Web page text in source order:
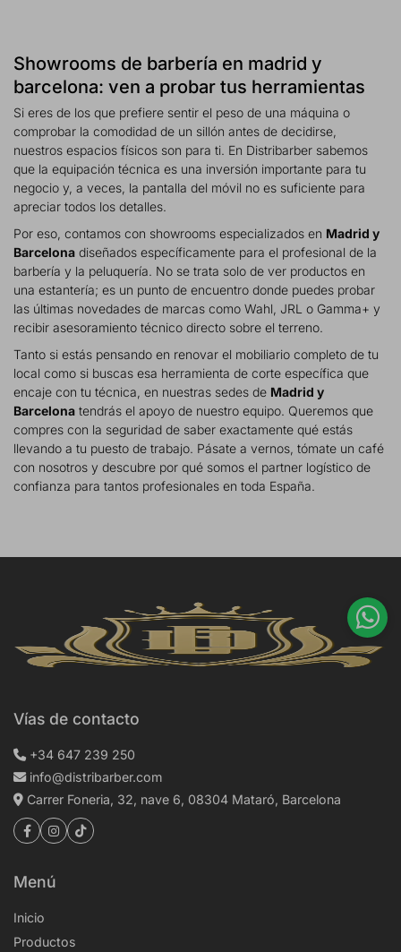
Showrooms de barbería en madrid y
barcelona: ven a probar tus herramientas
Si eres de los que prefiere sentir el peso de una máquina o
comprobar la comodidad de un sillón antes de decidirse,
nuestros espacios físicos son para ti. En Distribarber sabemos
que la equipación técnica es una inversión importante para tu
negocio y, a veces, la pantalla del móvil no es suficiente para
apreciar todos los detalles.
Por eso, contamos con showrooms especializados en Madrid y
Barcelona diseñados específicamente para el profesional de la
barbería y la peluquería. No se trata solo de ver productos en
una estantería; es un punto de encuentro donde puedes probar
las últimas novedades de marcas como Wahl, JRL o Gamma+ y
recibir asesoramiento técnico directo sobre el terreno.
Tanto si estás pensando en renovar el mobiliario completo de tu
local como si buscas esa herramienta de corte específica que
encaje con tu técnica, en nuestras sedes de Madrid y
Barcelona tendrás el apoyo de nuestro equipo. Queremos que
compres con la seguridad de saber exactamente qué estás
llevando a tu puesto de trabajo. Pásate a vernos, tómate un café
con nosotros y descubre por qué somos el partner logístico de
confianza para tantos profesionales en toda España.
Vías de contacto
+34 647 239 250
info@distribarber.com
Carrer Foneria, 32, nave 6, 08304 Mataró, Barcelona
Menú
Inicio
Productos